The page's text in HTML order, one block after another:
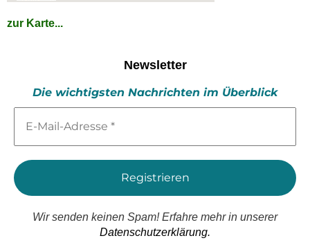
zur Karte...
Newsletter
Die wichtigsten Nachrichten im Überblick
Mail-
*
Wir senden keinen Spam! Erfahre mehr in unserer
Datenschutzerklärung.